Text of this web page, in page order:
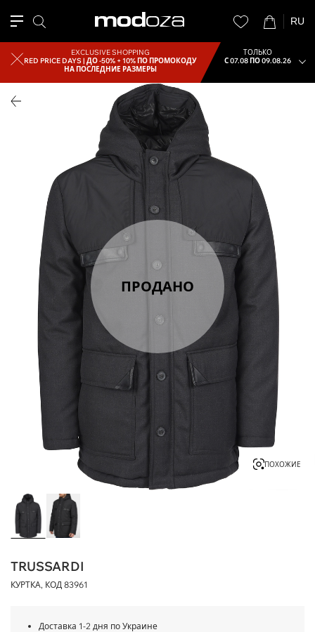
RU
EXCLUSIVE SHOPPING
RED PRICE DAYS |ДО -50% + 10% ПО ПРОМОКОДУ
НА ПОСЛЕДНИЕ РАЗМЕРЫ
ТОЛЬКО
С 07.08 ПО 09.08.26
ПОХОЖИЕ
ПРОДАНО
TRUSSARDI
КУРТКА, КОД 83961
Доставка 1-2 дня по Украине